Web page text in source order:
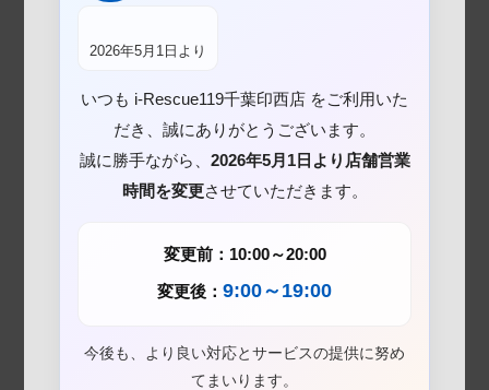
2026年5月1日より
いつも i-Rescue119千葉印西店 をご利用いた
だき、誠にありがとうございます。
誠に勝手ながら、 2026年5月1日より店舗営業
時間を変更させていただきます。
変更前：10:00～20:00
変更後： 9:00～19:00
今後も、より良い対応とサービスの提供に努め
てまいります。